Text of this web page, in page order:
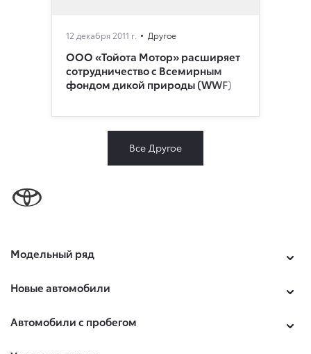
12 декабря 2011 г. Другое
ООО «Тойота Мотор» расширяет
сотрудничество с Всемирным
фондом дикой природы (WWF)
Все Другое
Модельный ряд
Новые автомобили
Автомобили с пробегом